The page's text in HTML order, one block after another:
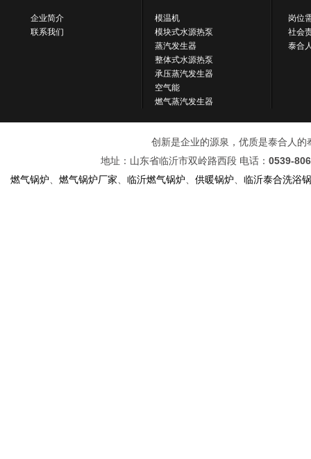
企业简介
联系我们
模温机
模块式水源热泵
蒸汽发生器
整体式水源热泵
承压蒸汽发生器
空气能
燃气蒸汽发生器
岗位
社会
泰合
创新是企业的源泉，优质是泰合人
地址：山东省临沂市双岭路西段 电话： 0539-
燃气锅炉
燃气锅炉厂家 临沂燃气锅炉 供暖锅炉 临沂泰合洗浴